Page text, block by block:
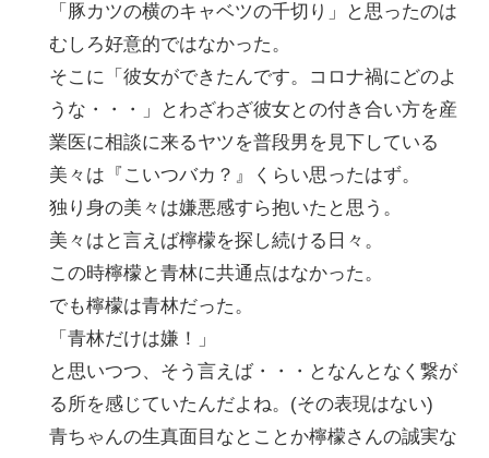
「豚カツの横のキャベツの千切り」と思ったのは
むしろ好意的ではなかった。
そこに「彼女ができたんです。コロナ禍にどのよ
うな・・・」とわざわざ彼女との付き合い方を産
業医に相談に来るヤツを普段男を見下している
美々は『こいつバカ？』くらい思ったはず。
独り身の美々は嫌悪感すら抱いたと思う。
美々はと言えば檸檬を探し続ける日々。
この時檸檬と青林に共通点はなかった。
でも檸檬は青林だった。
「青林だけは嫌！」
と思いつつ、そう言えば・・・となんとなく繋が
る所を感じていたんだよね。(その表現はない)
青ちゃんの生真面目なとことか檸檬さんの誠実な